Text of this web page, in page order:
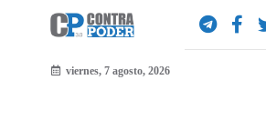
viernes, 7 agosto, 2026